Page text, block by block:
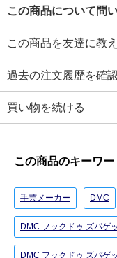
この商品について問
この商品を友達に教
過去の注文履歴を確
買い物を続ける
この商品のキーワー
手芸メーカー DMC
DMC フックドゥ ズパゲ
DMC フックドゥ ズパゲ